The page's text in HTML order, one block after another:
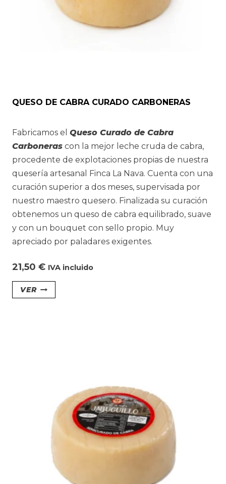
QUESO DE CABRA CURADO CARBONERAS
Fabricamos el Queso Curado de Cabra
Carboneras con la mejor leche cruda de cabra,
procedente de explotaciones propias de nuestra
quesería artesanal Finca La Nava. Cuenta con una
curación superior a dos meses, supervisada por
nuestro maestro quesero. Finalizada su curación
obtenemos un queso de cabra equilibrado, suave
y con un bouquet con sello propio. Muy
apreciado por paladares exigentes.
21,50 € IVA incluido
VER
producto
pueden
elegir
en
de
producto